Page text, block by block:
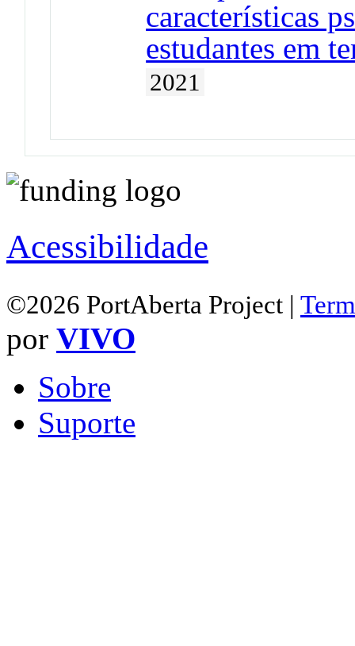
características
estudantes em
2021
Acessibilidade
©2026 PortAberta Project |
por VIVO
Sobre
Suporte